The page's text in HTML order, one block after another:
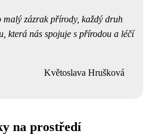
malý zázrak přírody, každý druh
která nás spojuje s přírodou a léčí
Květoslava Hrušková
na prostředí